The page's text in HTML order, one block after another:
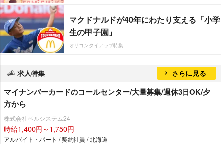
マクドナルドが40年にわたり支える「小学
生の甲子園」
オリコンタイアップ特集
求人特集 さらに見る
マイナンバーカードのコールセンター/大量募集/週休3日OK/夕
方から
株式会社ベルシステム24
時給1,400円～1,750円
アルバイト・パート / 契約社員 / 北海道